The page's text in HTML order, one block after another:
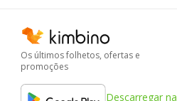
Os últimos folhetos, ofertas e
promoções
Descarregar na